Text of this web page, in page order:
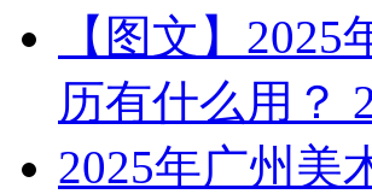
【图文】
历有什么用？
2025年广州美